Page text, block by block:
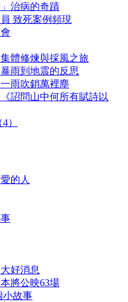
治病的奇蹟
致死案例頻現
體修煉與採風之旅
雨到地震的反思
雨吹銷萬裡塵
詔問山中何所有賦詩以
）
的人
好消息
將公映63場
小故事